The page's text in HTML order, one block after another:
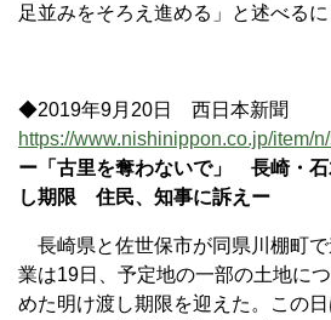
足並みをそろえ進める」と述べるに
◆2019年9月20日 西日本新聞
https://www.nishinippon.co.jp/item/
ー「古里を奪わないで」 長崎・
し期限 住民、知事に訴えー
長崎県と佐世保市が同県川棚町
業は19日、予定地の一部の土地に
めた明け渡し期限を迎えた。この